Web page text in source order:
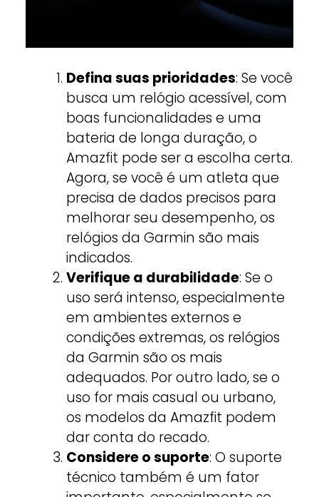
Defina suas prioridades: Se você
busca um relógio acessível, com
boas funcionalidades e uma
bateria de longa duração, o
Amazfit pode ser a escolha certa.
Agora, se você é um atleta que
precisa de dados precisos para
melhorar seu desempenho, os
relógios da Garmin são mais
indicados.
Verifique a durabilidade: Se o
uso será intenso, especialmente
em ambientes externos e
condições extremas, os relógios
da Garmin são os mais
adequados. Por outro lado, se o
uso for mais casual ou urbano,
os modelos da Amazfit podem
dar conta do recado.
Considere o suporte: O suporte
técnico também é um fator